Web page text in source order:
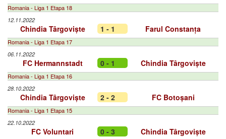
Romania - Liga 1 Etapa 18
12.11.2022
Chindia Târgoviște 1 - 1 Farul Constanța
Romania - Liga 1 Etapa 17
06.11.2022
FC Hermannstadt 0 - 1 Chindia Târgoviște
Romania - Liga 1 Etapa 16
28.10.2022
Chindia Târgoviște 2 - 2 FC Botoșani
Romania - Liga 1 Etapa 15
22.10.2022
FC Voluntari 0 - 3 Chindia Târgoviște